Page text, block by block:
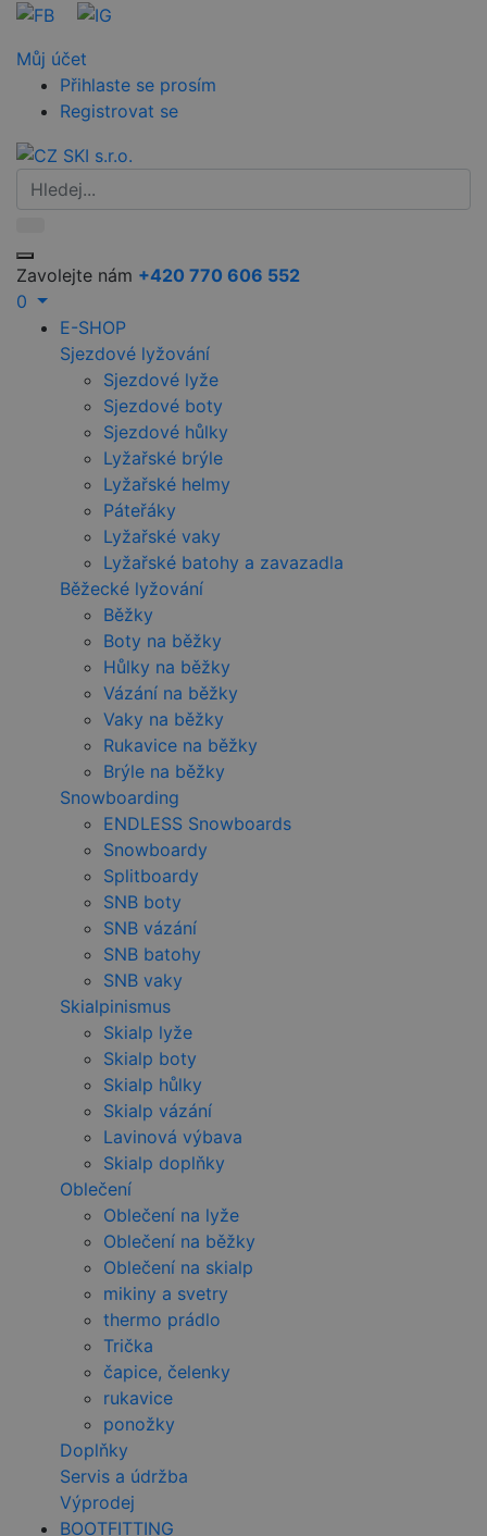
Můj účet
Přihlaste se prosím
Registrovat se
Zavolejte nám +420 770 606 552
0
E-SHOP
Sjezdové lyžování
Sjezdové lyže
Sjezdové boty
Sjezdové hůlky
Lyžařské brýle
Lyžařské helmy
Páteřáky
Lyžařské vaky
Lyžařské batohy a zavazadla
Běžecké lyžování
Běžky
Boty na běžky
Hůlky na běžky
Vázání na běžky
Vaky na běžky
Rukavice na běžky
Brýle na běžky
Snowboarding
ENDLESS Snowboards
Snowboardy
Splitboardy
SNB boty
SNB vázání
SNB batohy
SNB vaky
Skialpinismus
Skialp lyže
Skialp boty
Skialp hůlky
Skialp vázání
Lavinová výbava
Skialp doplňky
Oblečení
Oblečení na lyže
Oblečení na běžky
Oblečení na skialp
mikiny a svetry
thermo prádlo
Trička
čapice, čelenky
rukavice
ponožky
Doplňky
Servis a údržba
Výprodej
BOOTFITTING